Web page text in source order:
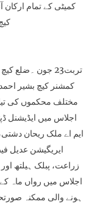
کمیٹی کے تمام ارکان
تربت23 جون
کمشنر کیچ بشیر
مختلف محکموں کی
اجلاس میں ایڈیشنل
ایم اے ملک ریحان
ایریگیشن عدیل
زراعت، پبلک ہیلتھ
اجلاس میں رواں ماہ
ہونے والی ممکنہ